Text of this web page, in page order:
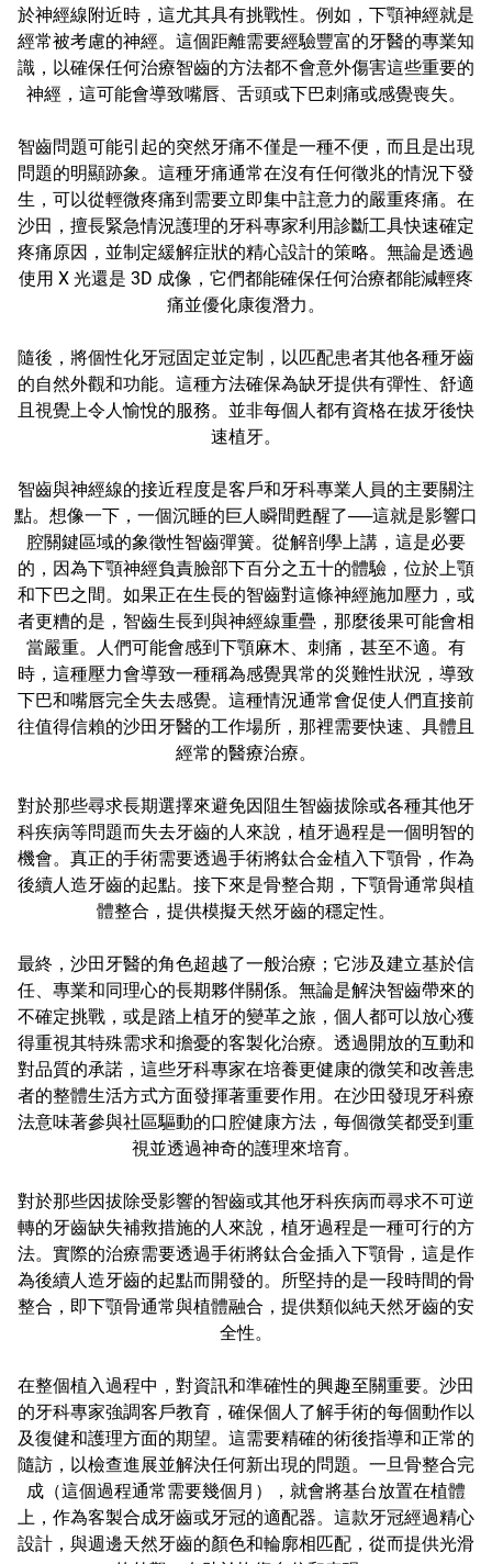
於神經線附近時，這尤其具有挑戰性。例如，下顎神經就是
經常被考慮的神經。這個距離需要經驗豐富的牙醫的專業知
識，以確保任何治療智齒的方法都不會意外傷害這些重要的
神經，這可能會導致嘴唇、舌頭或下巴刺痛或感覺喪失。
智齒問題可能引起的突然牙痛不僅是一種不便，而且是出現
問題的明顯跡象。這種牙痛通常在沒有任何徵兆的情況下發
生，可以從輕微疼痛到需要立即集中註意力的嚴重疼痛。在
沙田，擅長緊急情況護理的牙科專家利用診斷工具快速確定
疼痛原因，並制定緩解症狀的精心設計的策略。無論是透過
使用 X 光還是 3D 成像，它們都能確保任何治療都能減輕疼
痛並優化康復潛力。
隨後，將個性化牙冠固定並定制，以匹配患者其他各種牙齒
的自然外觀和功能。這種方法確保為缺牙提供有彈性、舒適
且視覺上令人愉悅的服務。並非每個人都有資格在拔牙後快
速植牙。
智齒與神經線的接近程度是客戶和牙科專業人員的主要關注
點。想像一下，一個沉睡的巨人瞬間甦醒了──這就是影響口
腔關鍵區域的象徵性智齒彈簧。從解剖學上講，這是必要
的，因為下顎神經負責臉部下百分之五十的體驗，位於上顎
和下巴之間。如果正在生長的智齒對這條神經施加壓力，或
者更糟的是，智齒生長到與神經線重疊，那麼後果可能會相
當嚴重。人們可能會感到下顎麻木、刺痛，甚至不適。有
時，這種壓力會導致一種稱為感覺異常的災難性狀況，導致
下巴和嘴唇完全失去感覺。這種情況通常會促使人們直接前
往值得信賴的沙田牙醫的工作場所，那裡需要快速、具體且
經常的醫療治療。
對於那些尋求長期選擇來避免因阻生智齒拔除或各種其他牙
科疾病等問題而失去牙齒的人來說，植牙過程是一個明智的
機會。真正的手術需要透過手術將鈦合金植入下顎骨，作為
後續人造牙齒的起點。接下來是骨整合期，下顎骨通常與植
體整合，提供模擬天然牙齒的穩定性。
最終，沙田牙醫的角色超越了一般治療；它涉及建立基於信
任、專業和同理心的長期夥伴關係。無論是解決智齒帶來的
不確定挑戰，或是踏上植牙的變革之旅，個人都可以放心獲
得重視其特殊需求和擔憂的客製化治療。透過開放的互動和
對品質的承諾，這些牙科專家在培養更健康的微笑和改善患
者的整體生活方式方面發揮著重要作用。在沙田發現牙科療
法意味著參與社區驅動的口腔健康方法，每個微笑都受到重
視並透過神奇的護理來培育。
對於那些因拔除受影響的智齒或其他牙科疾病而尋求不可逆
轉的牙齒缺失補救措施的人來說，植牙過程是一種可行的方
法。實際的治療需要透過手術將鈦合金插入下顎骨，這是作
為後續人造牙齒的起點而開發的。所堅持的是一段時間的骨
整合，即下顎骨通常與植體融合，提供類似純天然牙齒的安
全性。
在整個植入過程中，對資訊和準確性的興趣至關重要。沙田
的牙科專家強調客戶教育，確保個人了解手術的每個動作以
及復健和護理方面的期望。這需要精確的術後指導和正常的
隨訪，以檢查進展並解決任何新出現的問題。一旦骨整合完
成（這個過程通常需要幾個月），就會將基台放置在植體
上，作為客製合成牙齒或牙冠的適配器。這款牙冠經過精心
設計，與週邊天然牙齒的顏色和輪廓相匹配，從而提供光滑